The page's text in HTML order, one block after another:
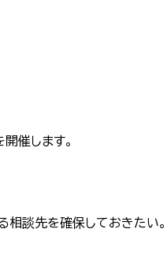
催します。
相談先を確保しておきたい。